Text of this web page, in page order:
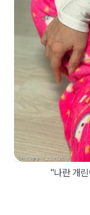
"나란 개